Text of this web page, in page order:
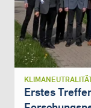
Erstes